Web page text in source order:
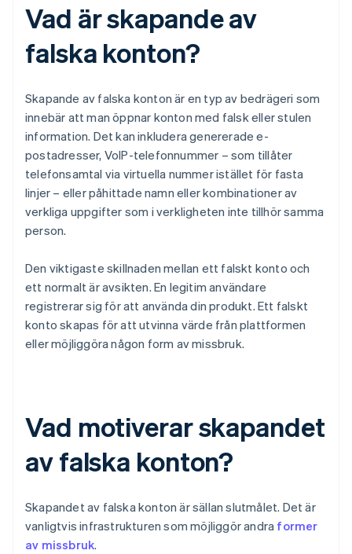
Vad är skapande av
falska konton?
Skapande av falska konton är en typ av bedrägeri som
innebär att man öppnar konton med falsk eller stulen
information. Det kan inkludera genererade e-
postadresser, VoIP-telefonnummer – som tillåter
telefonsamtal via virtuella nummer istället för fasta
linjer – eller påhittade namn eller kombinationer av
verkliga uppgifter som i verkligheten inte tillhör samma
person.
Den viktigaste skillnaden mellan ett falskt konto och
ett normalt är avsikten. En legitim användare
registrerar sig för att använda din produkt. Ett falskt
konto skapas för att utvinna värde från plattformen
eller möjliggöra någon form av missbruk.
Vad motiverar skapandet
av falska konton?
Skapandet av falska konton är sällan slutmålet. Det är
vanligtvis infrastrukturen som möjliggör andra former
av missbruk.